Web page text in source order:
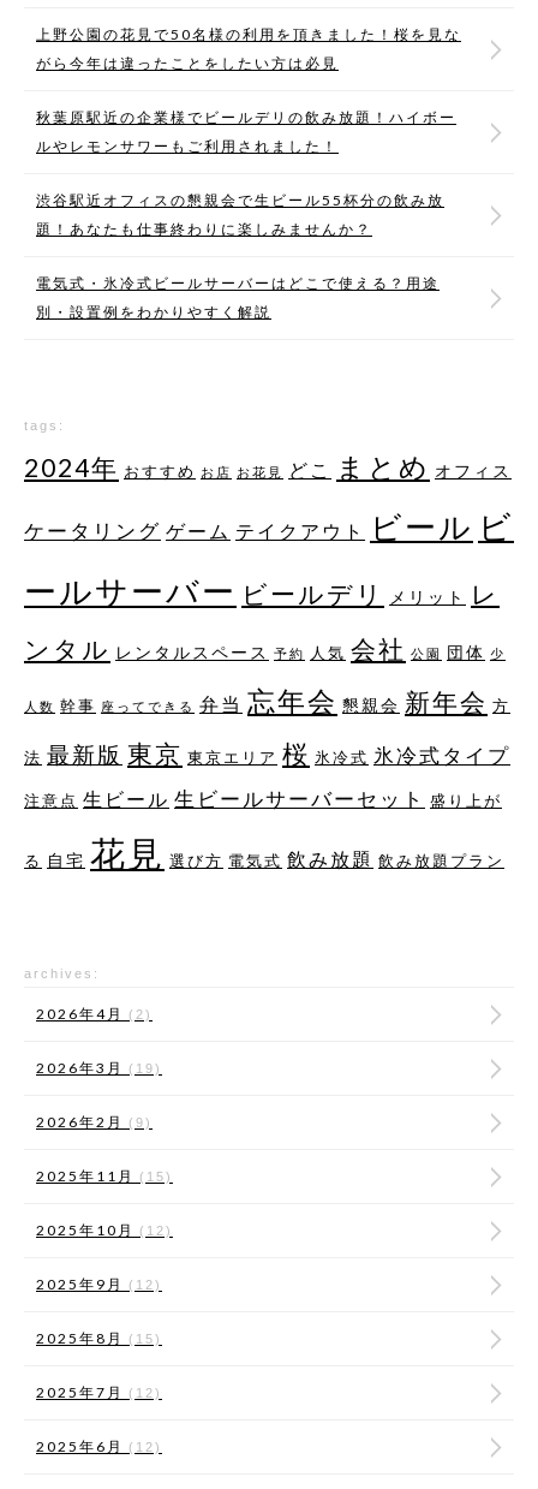
上野公園の花見で50名様の利用を頂きました！桜を見な
がら今年は違ったことをしたい方は必見
秋葉原駅近の企業様でビールデリの飲み放題！ハイボー
ルやレモンサワーもご利用されました！
渋谷駅近オフィスの懇親会で生ビール55杯分の飲み放
題！あなたも仕事終わりに楽しみませんか？
電気式・氷冷式ビールサーバーはどこで使える？用途
別・設置例をわかりやすく解説
tags:
2024年 おすすめ お店 お花見 どこ まとめ オフィス
ケータリング ゲーム テイクアウト ビール ビ
ールサーバー ビールデリ メリット
レ
ンタル レンタルスペース 予約 人気 会社 公園 団体 少
人数 幹事 座ってできる 弁当 忘年会 懇親会 新年会 方
法 最新版 東京 東京エリア 桜 氷冷式 氷冷式タイプ
注意点 生ビール 生ビールサーバーセット 盛り上が
る 自宅 花見 選び方 電気式 飲み放題 飲み放題プラン
archives:
2026年4月 (2)
2026年3月 (19)
2026年2月 (9)
2025年11月 (15)
2025年10月 (12)
2025年9月 (12)
2025年8月 (15)
2025年7月 (12)
2025年6月 (12)